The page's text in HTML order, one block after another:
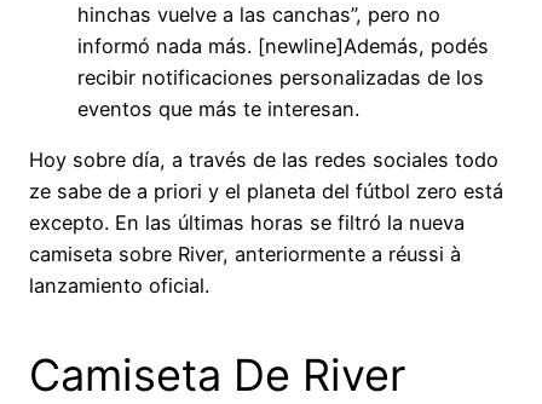
hinchas vuelve a las canchas”, pero no
informó nada más. [newline]Además, podés
recibir notificaciones personalizadas de los
eventos que más te interesan.
Hoy sobre día, a través de las redes sociales todo
ze sabe de a priori y el planeta del fútbol zero está
excepto. En las últimas horas se filtró la nueva
camiseta sobre River, anteriormente a réussi à
lanzamiento oficial.
Camiseta De River